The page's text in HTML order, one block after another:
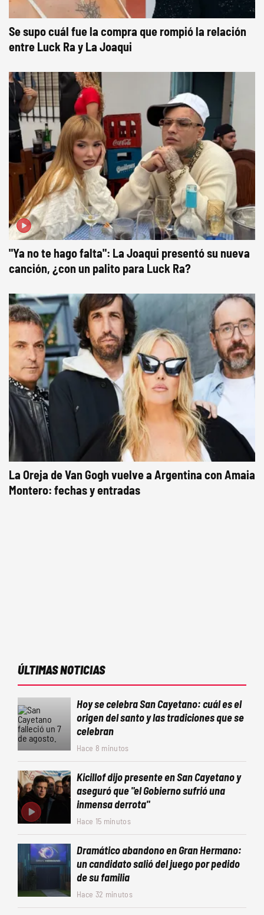
Se supo cuál fue la compra que rompió la relación
entre Luck Ra y La Joaqui
"Ya no te hago falta": La Joaqui presentó su nueva
canción, ¿con un palito para Luck Ra?
La Oreja de Van Gogh vuelve a Argentina con Amaia
Montero: fechas y entradas
ÚLTIMAS NOTICIAS
Hoy se celebra San Cayetano: cuál es el
origen del santo y las tradiciones que se
celebran
Hace 8 minutos
Kicillof dijo presente en San Cayetano y
aseguró que "el Gobierno sufrió una
inmensa derrota"
Hace 15 minutos
Dramático abandono en Gran Hermano:
un candidato salió del juego por pedido
de su familia
Hace 32 minutos